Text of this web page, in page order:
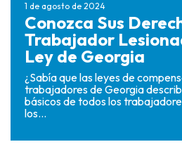
1 de agosto de 2024
Conozca Sus
Trabajador
Ley de Georgia
¿Sabía que las leyes de
trabajadores de Georgia
básicos de todos los
los...